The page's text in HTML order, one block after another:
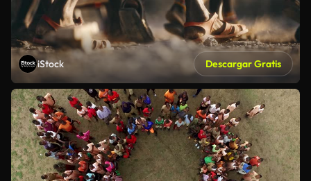
iStock Descargar Gratis